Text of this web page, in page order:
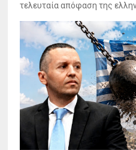
τελευταία απόφαση της